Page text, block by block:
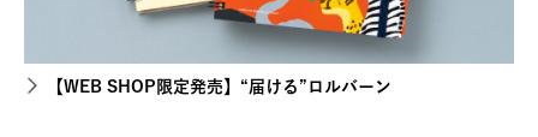
【WEB SHOP限定発売】“届ける”ロルバーン